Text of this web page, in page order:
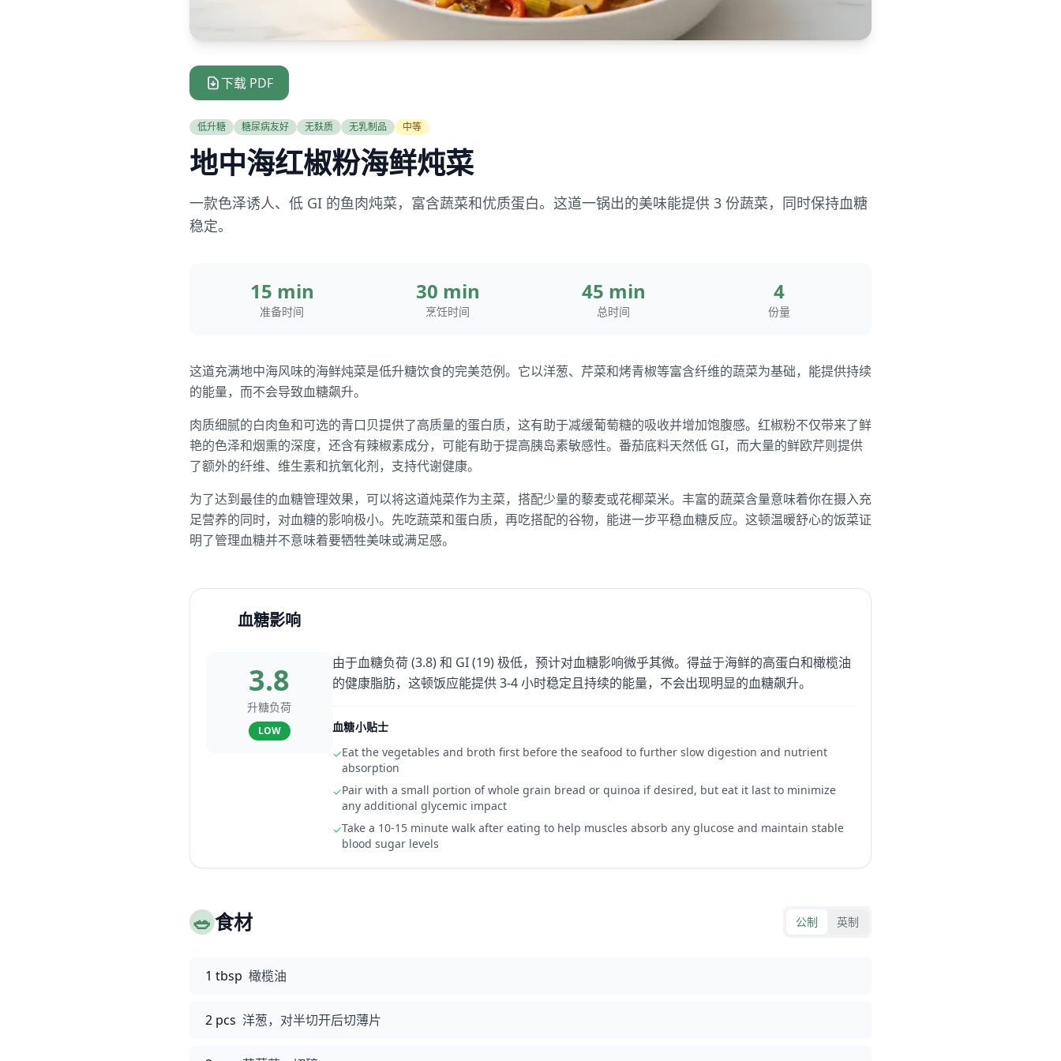
下载 PDF
低升糖 糖尿病友好 无麸质 无乳制品 中等
地中海红椒粉海鲜炖菜
一款色泽诱人、低 GI 的鱼肉炖菜，富含蔬菜和优质蛋白。这道一锅出的美味能提供 3 份蔬菜，同时保持血糖
稳定。
15 min
准备时间
30 min
烹饪时间
45 min
总时间
4
份量
这道充满地中海风味的海鲜炖菜是低升糖饮食的完美范例。它以洋葱、芹菜和烤青椒等富含纤维的蔬菜为基础，能提供持续
的能量，而不会导致血糖飙升。
肉质细腻的白肉鱼和可选的青口贝提供了高质量的蛋白质，这有助于减缓葡萄糖的吸收并增加饱腹感。红椒粉不仅带来了鲜
艳的色泽和烟熏的深度，还含有辣椒素成分，可能有助于提高胰岛素敏感性。番茄底料天然低 GI，而大量的鲜欧芹则提供
了额外的纤维、维生素和抗氧化剂，支持代谢健康。
为了达到最佳的血糖管理效果，可以将这道炖菜作为主菜，搭配少量的藜麦或花椰菜米。丰富的蔬菜含量意味着你在摄入充
足营养的同时，对血糖的影响极小。先吃蔬菜和蛋白质，再吃搭配的谷物，能进一步平稳血糖反应。这顿温暖舒心的饭菜证
明了管理血糖并不意味着要牺牲美味或满足感。
血糖影响
3.8
升糖负荷
LOW
由于血糖负荷 (3.8) 和 GI (19) 极低，预计对血糖影响微乎其微。得益于海鲜的高蛋白和橄榄油
的健康脂肪，这顿饭应能提供 3-4 小时稳定且持续的能量，不会出现明显的血糖飙升。
血糖小贴士
✓Eat the vegetables and broth first before the seafood to further slow digestion and nutrient
absorption
✓Pair with a small portion of whole grain bread or quinoa if desired, but eat it last to minimize
any additional glycemic impact
✓Take a 10-15 minute walk after eating to help muscles absorb any glucose and maintain stable
blood sugar levels
🥗食材 公制 英制
1 tbsp 橄榄油
2 pcs 洋葱，对半切开后切薄片